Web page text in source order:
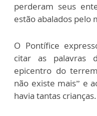
perderam seus
estão abalados pelo
O Pontífice
citar as palavras
epicentro do
não existe mais” e
havia tantas crianças.